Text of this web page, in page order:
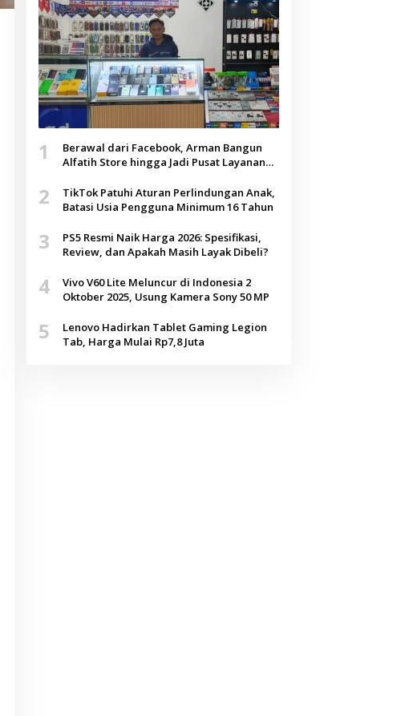
1
Berawal dari Facebook, Arman Bangun
Alfatih Store hingga Jadi Pusat Layanan
2
TikTok Patuhi Aturan Perlindungan Anak,
Batasi Usia Pengguna Minimum 16 Tahun
3
PS5 Resmi Naik Harga 2026: Spesifikasi,
Review, dan Apakah Masih Layak Dibeli?
4
Vivo V60 Lite Meluncur di Indonesia 2
Oktober 2025, Usung Kamera Sony 50 MP
5
Lenovo Hadirkan Tablet Gaming Legion
Tab, Harga Mulai Rp7,8 Juta